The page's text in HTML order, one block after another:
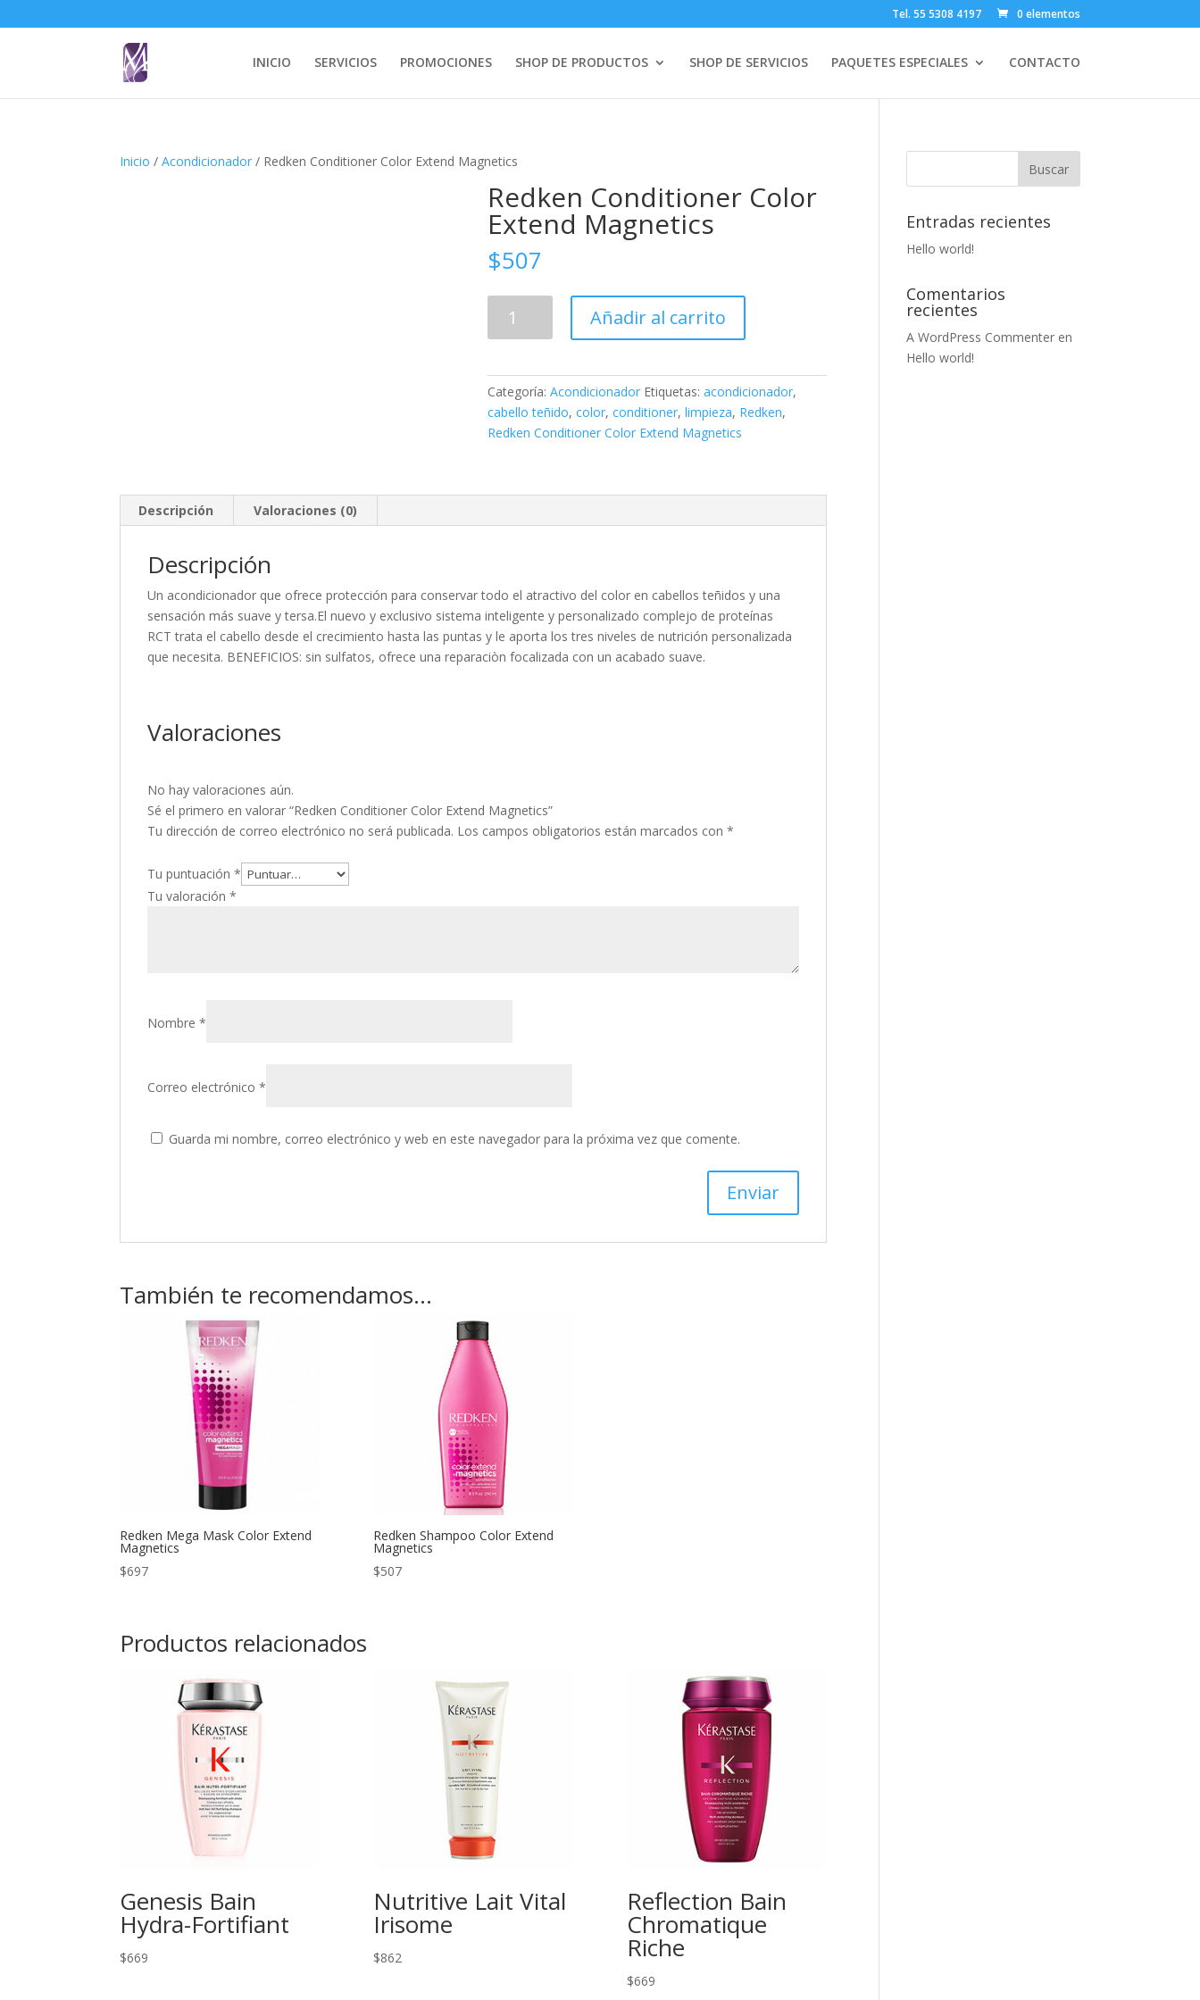
Tel. 55 5308 4197 0 elementos
INICIO SERVICIOS PROMOCIONES SHOP DE PRODUCTOS SHOP DE SERVICIOS PAQUETES ESPECIALES CONTACTO
Inicio /Acondicionador / Redken Conditioner Color Extend Magnetics
Redken Conditioner Color
Extend Magnetics
$507
Conditioner
Magnetics
cantidad
Añadir al carrito
Categoría:Acondicionador Etiquetas:acondicionador,
cabello teñido,color,conditioner,limpieza, Redken,
Redken Conditioner Color Extend Magnetics
Descripción Valoraciones (0)
Descripción
Un acondicionador que ofrece protección para conservar todo el atractivo del color en cabellos teñidos y una
sensación más suave y tersa.El nuevo y exclusivo sistema inteligente y personalizado complejo de proteínas
RCT trata el cabello desde el crecimiento hasta las puntas y le aporta los tres niveles de nutrición personalizada
que necesita. BENEFICIOS: sin sulfatos, ofrece una reparaciòn focalizada con un acabado suave.
Valoraciones
No hay valoraciones aún.
Sé el primero en valorar “Redken Conditioner Color Extend Magnetics”
Tu dirección de correo electrónico no será publicada. Los campos obligatorios están marcados con*
Tu puntuación*
Tu valoración*
Nombre*
Correo electrónico*
Guarda mi nombre, correo electrónico y web en este navegador para la próxima vez que comente.
También te recomendamos…
Redken Mega Mask Color Extend
Magnetics
$697
Redken Shampoo Color Extend
Magnetics
$507
Productos relacionados
Genesis Bain
Hydra-Fortifiant
$669
Nutritive Lait Vital
Irisome
$862
Reflection Bain
Chromatique
Riche
$669
Entradas recientes
Hello world!
Comentarios
recientes
A WordPress Commenter en
Hello world!